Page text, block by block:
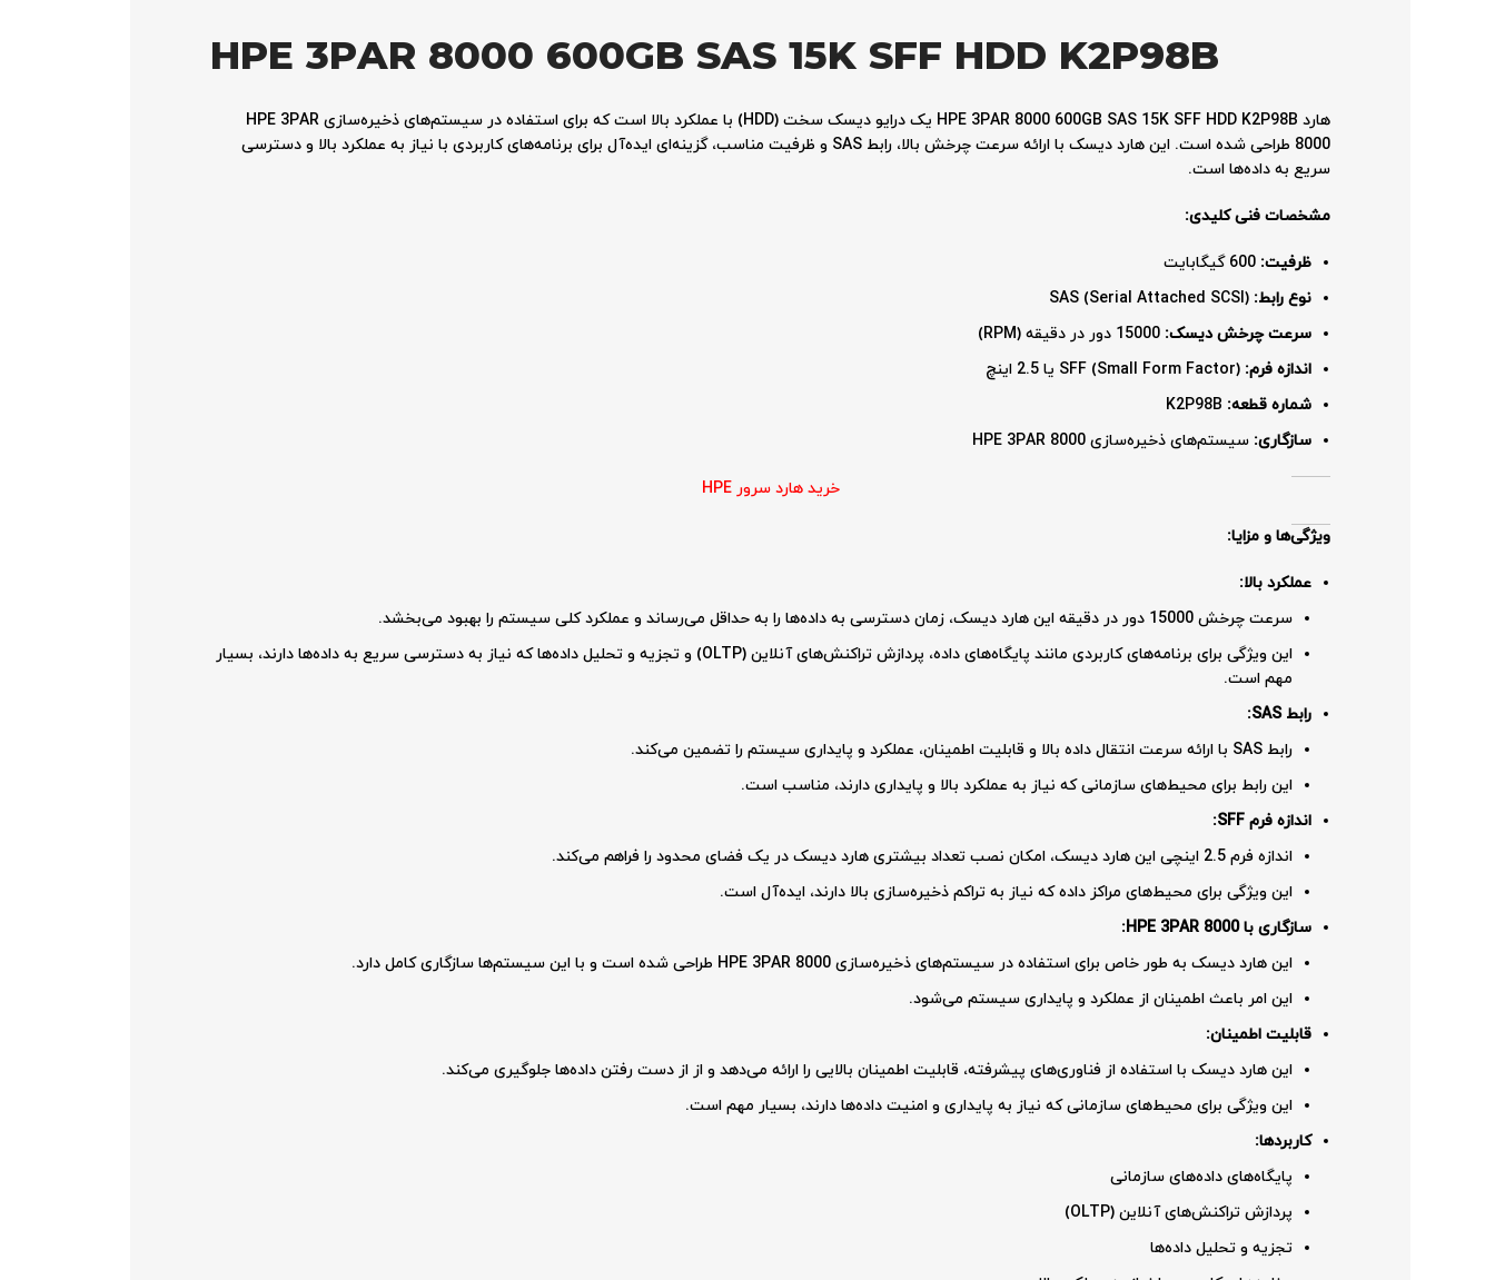
HPE 3PAR 8000 600GB SAS 15K SFF HDD K2P98B
هارد HPE 3PAR 8000 600GB SAS 15K SFF HDD K2P98B یک درایو دیسک سخت (HDD) با عملکرد بالا است که برای استفاده در سیستم‌های ذخیره‌سازی HPE 3PAR
8000 طراحی شده است. این هارد دیسک با ارائه سرعت چرخش بالا، رابط SAS و ظرفیت مناسب، گزینه‌ای ایده‌آل برای برنامه‌های کاربردی با نیاز به عملکرد بالا و دسترسی
سریع به داده‌ها است.
مشخصات فنی کلیدی:
ظرفیت:
نوع رابط:
سرعت چرخش دیسک:
اندازه فرم:
شماره قطعه:
سازگاری: سیستم‌های ذخیره‌سازی HPE 3PAR 8000
خرید هارد سرور HPE
ویژگی‌ها و مزایا:
عملکرد بالا:
سرعت چرخش 15000 دور در دقیقه این هارد دیسک، زمان دسترسی به داده‌ها را به حداقل می‌رساند و عملکرد کلی سیستم را بهبود می‌بخشد.
این ویژگی برای برنامه‌های کاربردی مانند پایگاه‌های داده، پردازش تراکنش‌های آنلاین (OLTP) و تجزیه و تحلیل داده‌ها که نیاز به دسترسی سریع به داده‌ها دارند، بسیار
مهم است.
رابط SAS:
رابط SAS با ارائه سرعت انتقال داده بالا و قابلیت اطمینان، عملکرد و پایداری سیستم را تضمین می‌کند.
این رابط برای محیط‌های سازمانی که نیاز به عملکرد بالا و پایداری دارند، مناسب است.
اندازه فرم SFF:
اندازه فرم 2.5 اینچی این هارد دیسک، امکان نصب تعداد بیشتری هارد دیسک در یک فضای محدود را فراهم می‌کند.
این ویژگی برای محیط‌های مراکز داده که نیاز به تراکم ذخیره‌سازی بالا دارند، ایده‌آل است.
سازگاری با HPE 3PAR 8000:
این هارد دیسک به طور خاص برای استفاده در سیستم‌های ذخیره‌سازی HPE 3PAR 8000 طراحی شده است و با این سیستم‌ها سازگاری کامل دارد.
این امر باعث اطمینان از عملکرد و پایداری سیستم می‌شود.
قابلیت اطمینان:
این هارد دیسک با استفاده از فناوری‌های پیشرفته، قابلیت اطمینان بالایی را ارائه می‌دهد و از از دست رفتن داده‌ها جلوگیری می‌کند.
این ویژگی برای محیط‌های سازمانی که نیاز به پایداری و امنیت داده‌ها دارند، بسیار مهم است.
کاربردها:
پایگاه‌های داده‌های سازمانی
پردازش تراکنش‌های آنلاین (OLTP)
تجزیه و تحلیل داده‌ها